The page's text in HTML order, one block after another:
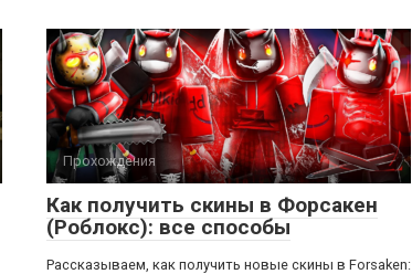
Прохождения
Как получить скины в Форсакен
(Роблокс): все способы
Рассказываем, как получить новые скины в Forsaken: